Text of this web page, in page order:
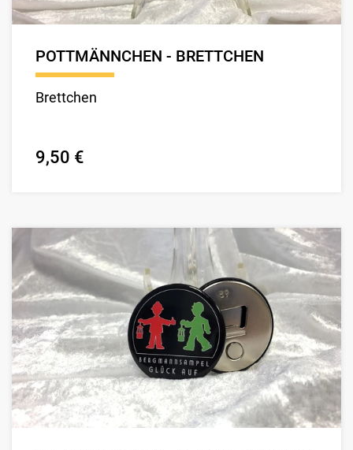
POTTMÄNNCHEN - BRETTCHEN
Brettchen
9,50 €